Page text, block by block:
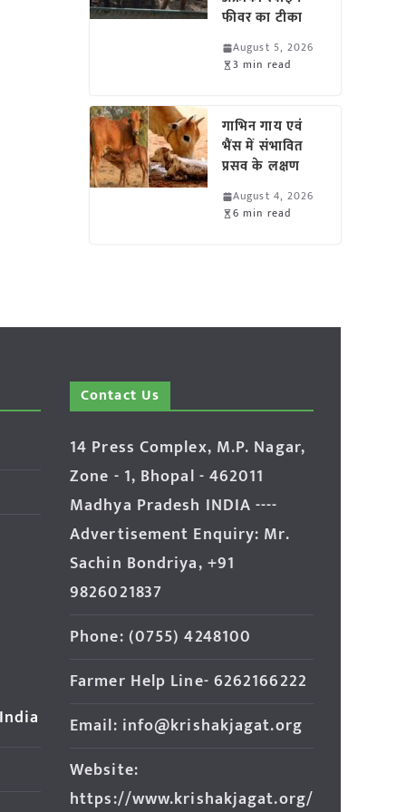
फीवर का टीका
August 5, 2026
3 min read
गाभिन गाय एवं
भैंस में संभावित
प्रसव के लक्षण
August 4, 2026
6 min read
Contact Us
14 Press Complex, M.P. Nagar,
Zone - 1, Bhopal - 462011
Madhya Pradesh INDIA ----
Advertisement Enquiry: Mr.
Sachin Bondriya, +91
9826021837
Phone: (0755) 4248100
Farmer Help Line- 6262166222
Email: info@krishakjagat.org
Website:
https://www.krishakjagat.org/